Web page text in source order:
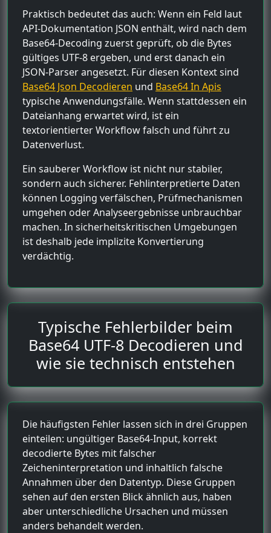
Praktisch bedeutet das auch: Wenn ein Feld laut
API-Dokumentation JSON enthält, wird nach dem
Base64-Decoding zuerst geprüft, ob die Bytes
gültiges UTF-8 ergeben, und erst danach ein
JSON-Parser angesetzt. Für diesen Kontext sind
Base64 Json Decodieren und Base64 In Apis
typische Anwendungsfälle. Wenn stattdessen ein
Dateianhang erwartet wird, ist ein
textorientierter Workflow falsch und führt zu
Datenverlust.
Ein sauberer Workflow ist nicht nur stabiler,
sondern auch sicherer. Fehlinterpretierte Daten
können Logging verfälschen, Prüfmechanismen
umgehen oder Analyseergebnisse unbrauchbar
machen. In sicherheitskritischen Umgebungen
ist deshalb jede implizite Konvertierung
verdächtig.
Typische Fehlerbilder beim
Base64 UTF-8 Decodieren und
wie sie technisch entstehen
Die häufigsten Fehler lassen sich in drei Gruppen
einteilen: ungültiger Base64-Input, korrekt
decodierte Bytes mit falscher
Zeicheninterpretation und inhaltlich falsche
Annahmen über den Datentyp. Diese Gruppen
sehen auf den ersten Blick ähnlich aus, haben
aber unterschiedliche Ursachen und müssen
anders behandelt werden.